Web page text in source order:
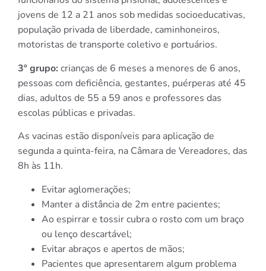
jovens de 12 a 21 anos sob medidas socioeducativas,
população privada de liberdade, caminhoneiros,
motoristas de transporte coletivo e portuários.
3º grupo: crianças de 6 meses a menores de 6 anos,
pessoas com deficiência, gestantes, puérperas até 45
dias, adultos de 55 a 59 anos e professores das
escolas públicas e privadas.
As vacinas estão disponíveis para aplicação de
segunda a quinta-feira, na Câmara de Vereadores, das
8h às 11h.
Evitar aglomerações;
Manter a distância de 2m entre pacientes;
Ao espirrar e tossir cubra o rosto com um braço
ou lenço descartável;
Evitar abraços e apertos de mãos;
Pacientes que apresentarem algum problema